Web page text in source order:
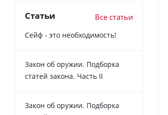
Статьи Все статьи
Сейф - это необходимость!
Закон об оружии. Подборка
статей закона. Часть II
Закон об оружии. Подборка